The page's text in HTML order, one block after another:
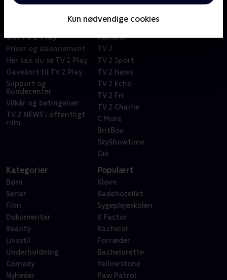
Kun nødvendige cookies
Om TV 2 Play
Priser og abonnement
Her kan du se TV 2 Play
Gavekort til TV 2 Play
Support og
Kundecenter
Vilkår og betingelser
TV 2 NEWS i offentligt
rum
Kanaler
TV 2
TV 2 Sport
TV 2 News
TV 2 Echo
TV 2 Fri
TV 2 Charlie
C More
BritBox
SkyShowtime
Oiii
Kategorier
Børn
Serier
Film
Dokumentar
Reality
Livsstil
Underholdning
Comedy
Nyheder
Populært
Klovn
Badehotellet
Sygeplejeskolen
X Factor
Bachelor
Forræder
Bachelorette
Yellowstone
Paw Patrol